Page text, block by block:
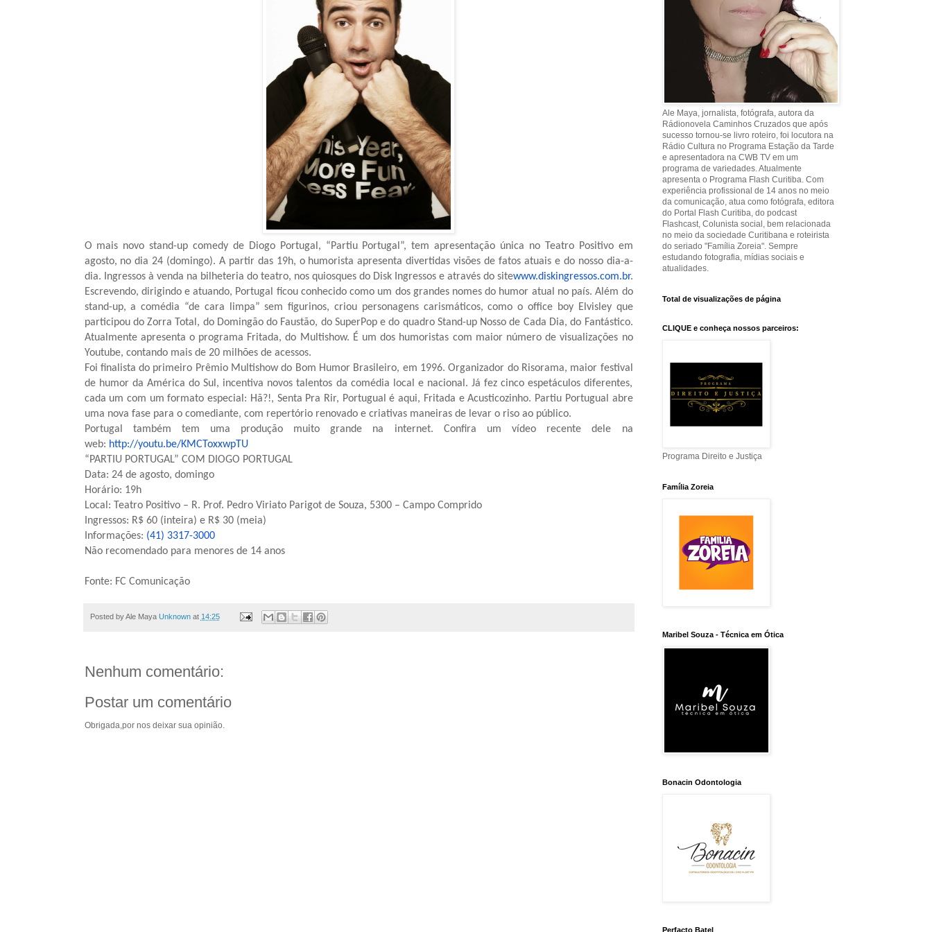
O mais novo stand-up comedy de Diogo Portugal, “Partiu Portugal”, tem apresentação única no Teatro Positivo em
agosto, no dia 24 (domingo). A partir das 19h, o humorista apresenta divertidas visões de fatos atuais e do nosso dia-a-
dia. Ingressos à venda na bilheteria do teatro, nos quiosques do Disk Ingressos e através do sitewww.diskingressos.com.br.
Escrevendo, dirigindo e atuando, Portugal ficou conhecido como um dos grandes nomes do humor atual no país. Além do
stand-up, a comédia “de cara limpa” sem figurinos, criou personagens carismáticos, como o office boy Elvisley que
participou do Zorra Total, do Domingão do Faustão, do SuperPop e do quadro Stand-up Nosso de Cada Dia, do Fantástico.
Atualmente apresenta o programa Fritada, do Multishow. É um dos humoristas com maior número de visualizações no
Youtube, contando mais de 20 milhões de acessos.
Foi finalista do primeiro Prêmio Multishow do Bom Humor Brasileiro, em 1996. Organizador do Risorama, maior festival
de humor da América do Sul, incentiva novos talentos da comédia local e nacional. Já fez cinco espetáculos diferentes,
cada um com um formato especial: Hã?!, Senta Pra Rir, Portugual é aqui, Fritada e Acusticozinho. Partiu Portugual abre
uma nova fase para o comediante, com repertório renovado e criativas maneiras de levar o riso ao público.
Portugal também tem uma produção muito grande na internet. Confira um vídeo recente dele na
web: http://youtu.be/KMCToxxwpTU
“PARTIU PORTUGAL” COM DIOGO PORTUGAL
Data: 24 de agosto, domingo
Horário: 19h
Local: Teatro Positivo – R. Prof. Pedro Viriato Parigot de Souza, 5300 – Campo Comprido
Ingressos: R$ 60 (inteira) e R$ 30 (meia)
Informações: (41) 3317-3000
Não recomendado para menores de 14 anos
Fonte: FC Comunicação
Posted by Ale Maya Unknown at 14:25
Nenhum comentário:
Postar um comentário
Obrigada,por nos deixar sua opinião.
Ale Maya, jornalista, fotógrafa, autora da
Rádionovela Caminhos Cruzados que após
sucesso tornou-se livro roteiro, foi locutora na
Rádio Cultura no Programa Estação da Tarde
e apresentadora na CWB TV em um
programa de variedades. Atualmente
apresenta o Programa Flash Curitiba. Com
experiência profissional de 14 anos no meio
da comunicação, atua como fotógrafa, editora
do Portal Flash Curitiba, do podcast
Flashcast, Colunista social, bem relacionada
no meio da sociedade Curitibana e roteirista
do seriado "Família Zoreia". Sempre
estudando fotografia, mídias sociais e
atualidades.
Total de visualizações de página
CLIQUE e conheça nossos parceiros:
Programa Direito e Justiça
Família Zoreia
Maribel Souza - Técnica em Ótica
Bonacin Odontologia
Perfacto Batel